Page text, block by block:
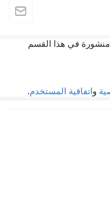
في هذا القسم
واتفاقية المستخدم.